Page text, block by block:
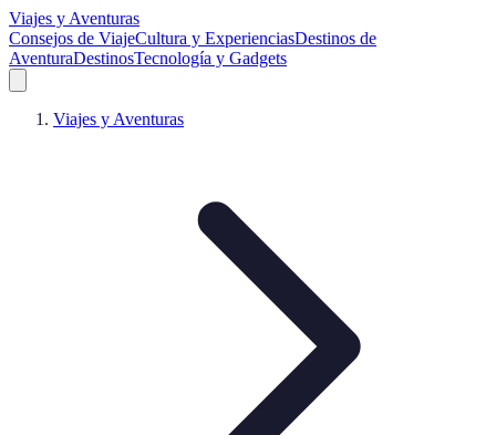
Viajes y Aventuras
Consejos de ViajeCultura y ExperienciasDestinos de
AventuraDestinosTecnología y Gadgets
Viajes y Aventuras